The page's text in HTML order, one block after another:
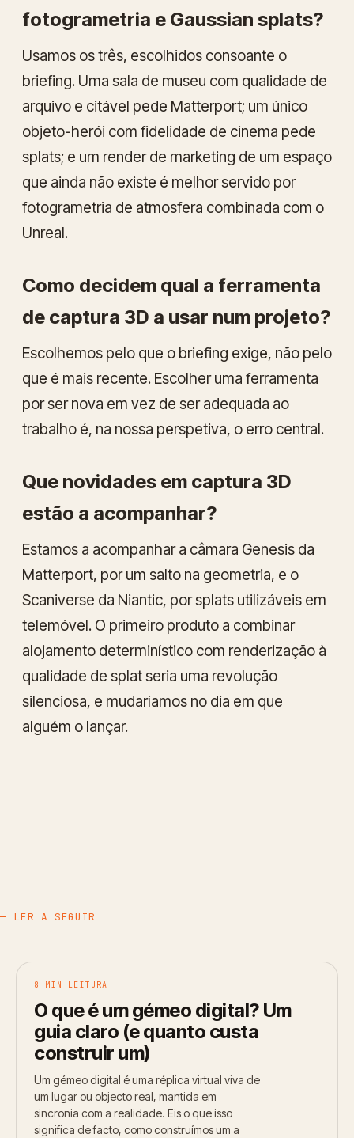
fotogrametria e Gaussian splats?
Usamos os três, escolhidos consoante o
briefing. Uma sala de museu com qualidade de
arquivo e citável pede Matterport; um único
objeto-herói com fidelidade de cinema pede
splats; e um render de marketing de um espaço
que ainda não existe é melhor servido por
fotogrametria de atmosfera combinada com o
Unreal.
Como decidem qual a ferramenta
de captura 3D a usar num projeto?
Escolhemos pelo que o briefing exige, não pelo
que é mais recente. Escolher uma ferramenta
por ser nova em vez de ser adequada ao
trabalho é, na nossa perspetiva, o erro central.
Que novidades em captura 3D
estão a acompanhar?
Estamos a acompanhar a câmara Genesis da
Matterport, por um salto na geometria, e o
Scaniverse da Niantic, por splats utilizáveis em
telemóvel. O primeiro produto a combinar
alojamento determinístico com renderização à
qualidade de splat seria uma revolução
silenciosa, e mudaríamos no dia em que
alguém o lançar.
— LER A SEGUIR
8 MIN LEITURA
O que é um gémeo digital? Um
guia claro (e quanto custa
construir um)
Um gémeo digital é uma réplica virtual viva de
um lugar ou objecto real, mantida em
sincronia com a realidade. Eis o que isso
significa de facto, como construímos um a